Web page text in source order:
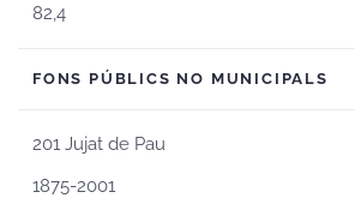
82,4
FONS PÚBLICS NO MUNICIPALS
201 Jujat de Pau
1875-2001